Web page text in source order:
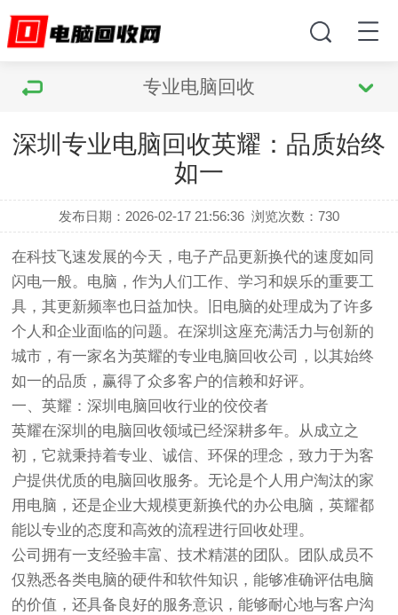
专业电脑回收
深圳专业电脑回收英耀：品质始终
如一
发布日期：2026-02-17 21:56:36 浏览次数：730
在科技飞速发展的今天，电子产品更新换代的速度如同
闪电一般。电脑，作为人们工作、学习和娱乐的重要工
具，其更新频率也日益加快。旧电脑的处理成为了许多
个人和企业面临的问题。在深圳这座充满活力与创新的
城市，有一家名为英耀的专业电脑回收公司，以其始终
如一的品质，赢得了众多客户的信赖和好评。
一、英耀：深圳电脑回收行业的佼佼者
英耀在深圳的电脑回收领域已经深耕多年。从成立之
初，它就秉持着专业、诚信、环保的理念，致力于为客
户提供优质的电脑回收服务。无论是个人用户淘汰的家
用电脑，还是企业大规模更新换代的办公电脑，英耀都
能以专业的态度和高效的流程进行回收处理。
公司拥有一支经验丰富、技术精湛的团队。团队成员不
仅熟悉各类电脑的硬件和软件知识，能够准确评估电脑
的价值，还具备良好的服务意识，能够耐心地与客户沟